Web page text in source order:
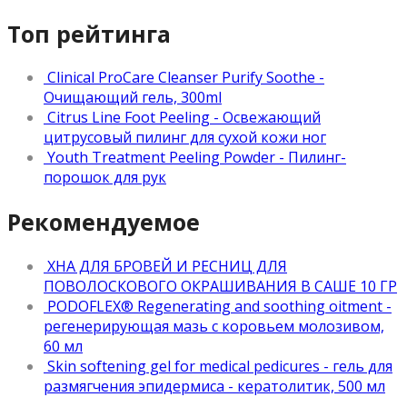
Топ рейтинга
Clinical ProCare Cleanser Purify Soothe -
Очищающий гель, 300ml
Citrus Line Foot Peeling - Освежающий
цитрусовый пилинг для сухой кожи ног
Youth Treatment Peeling Powder - Пилинг-
порошок для рук
Рекомендуемое
ХНА ДЛЯ БРОВЕЙ И РЕСНИЦ ДЛЯ
ПОВОЛОСКОВОГО ОКРАШИВАНИЯ В САШЕ 10 ГР
PODOFLEX® Regenerating and soothing oitment -
регенерирующая мазь с коровьем молозивом,
60 мл
Skin softening gel for medical pedicures - гель для
размягчения эпидермиса - кератолитик, 500 мл